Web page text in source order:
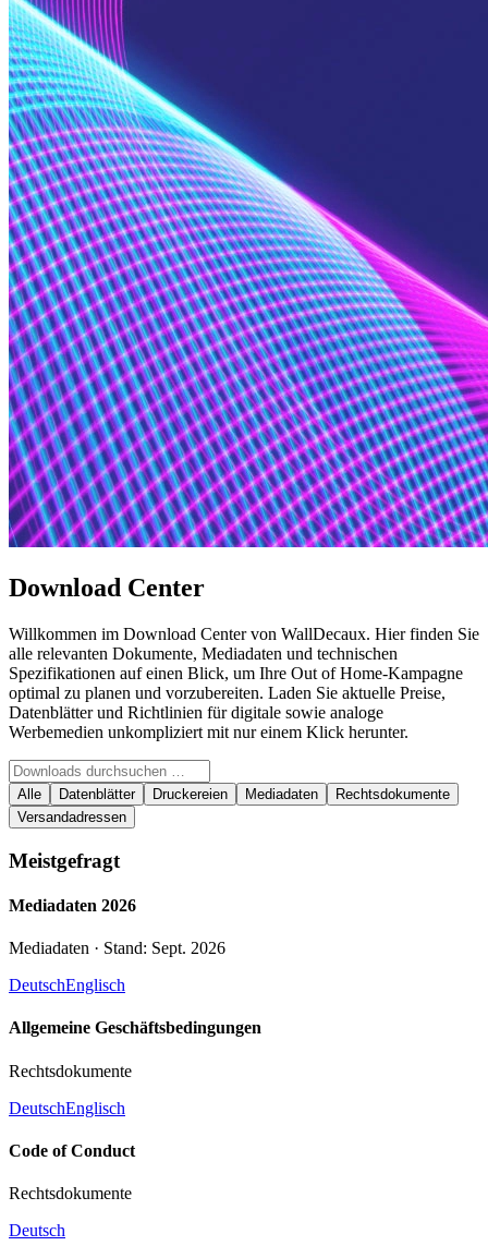
Download Center
Willkommen im Download Center von WallDecaux. Hier finden Sie
alle relevanten Dokumente, Mediadaten und technischen
Spezifikationen auf einen Blick, um Ihre Out of Home-Kampagne
optimal zu planen und vorzubereiten. Laden Sie aktuelle Preise,
Datenblätter und Richtlinien für digitale sowie analoge
Werbemedien unkompliziert mit nur einem Klick herunter.
Alle Datenblätter Druckereien Mediadaten
Rechtsdokumente
Versandadressen
Meistgefragt
Mediadaten 2026
Mediadaten · Stand: Sept. 2026
DeutschEnglisch
Allgemeine Geschäftsbedingungen
Rechtsdokumente
DeutschEnglisch
Code of Conduct
Rechtsdokumente
Deutsch